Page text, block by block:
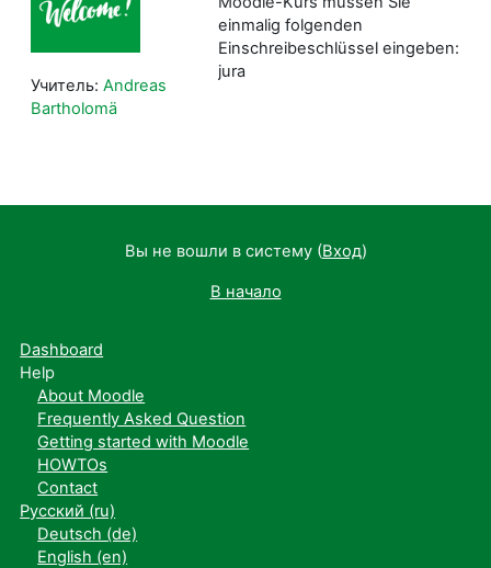
einmalig folgenden
Einschreibeschlüssel eingeben:
jura
Учитель: Andreas
Bartholomä
Вы не вошли в систему (Вход)
В начало
Dashboard
Help
About Moodle
Frequently Asked Question
Getting started with Moodle
HOWTOs
Contact
Русский ‎(ru)‎
Deutsch ‎(de)‎
English ‎(en)‎